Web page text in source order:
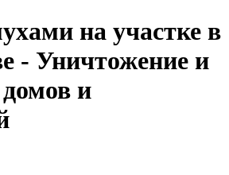
на участке в
- Уничтожение и
и